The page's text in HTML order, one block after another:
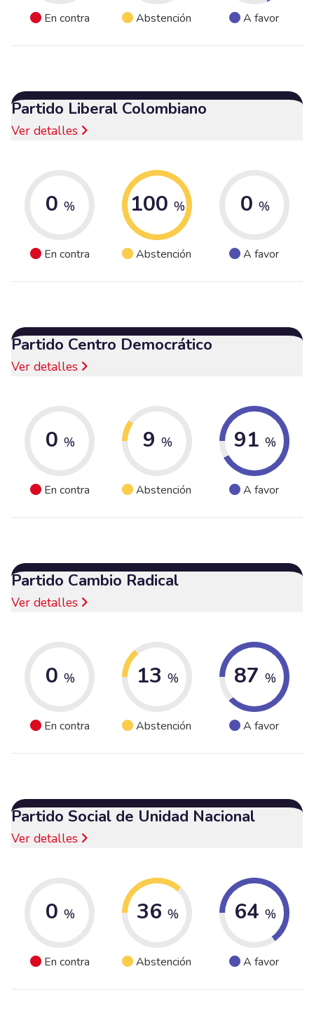
En contra Abstención A favor
Partido Liberal Colombiano
Ver detalles
0 %
En contra
100 %
Abstención
0 %
A favor
Partido Centro Democrático
Ver detalles
0 %
En contra
9 %
Abstención
91 %
A favor
Partido Cambio Radical
Ver detalles
0 %
En contra
13 %
Abstención
87 %
A favor
Partido Social de Unidad Nacional
Ver detalles
0 %
En contra
36 %
Abstención
64 %
A favor